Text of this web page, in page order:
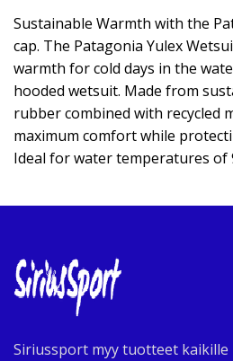
Sustainable Warmth with the
cap. The Patagonia Yulex
warmth for cold days in the
hooded wetsuit. Made from
rubber combined with recycled
maximum comfort while
Ideal for water temperatures of
Siriussport myy tuotteet